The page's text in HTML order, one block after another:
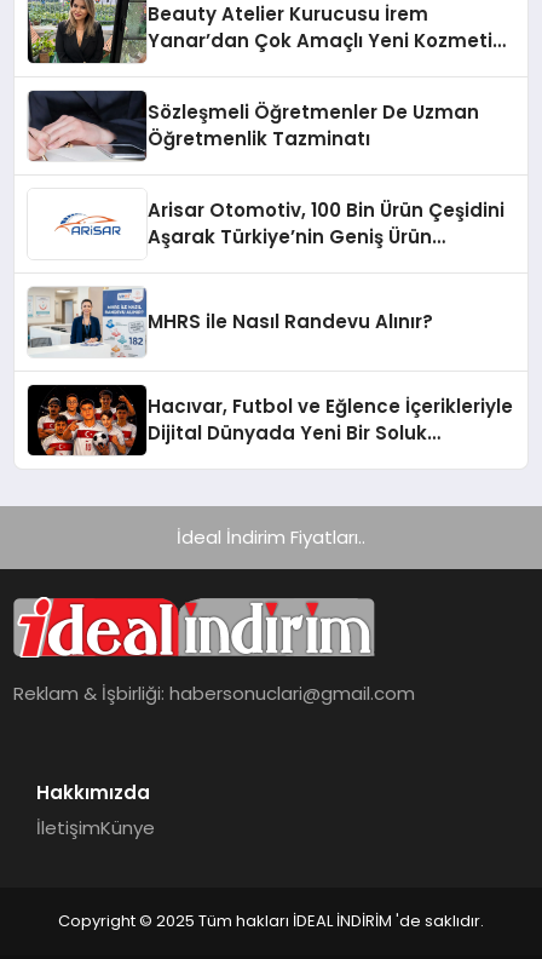
Beauty Atelier Kurucusu İrem
Yanar’dan Çok Amaçlı Yeni Kozmetik
Sözleşmeli Öğretmenler De Uzman
Öğretmenlik Tazminatı
Arisar Otomotiv, 100 Bin Ürün Çeşidini
Aşarak Türkiye’nin Geniş Ürün
MHRS ile Nasıl Randevu Alınır?
Hacıvar, Futbol ve Eğlence İçerikleriyle
Dijital Dünyada Yeni Bir Soluk
İdeal İndirim Fiyatları..
Reklam & İşbirliği:habersonuclari@gmail.com
Hakkımızda
İletişimKünye
Copyright © 2025 Tüm hakları İDEAL İNDİRİM 'de saklıdır.